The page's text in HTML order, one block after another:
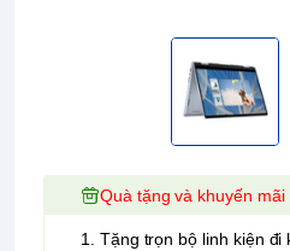
Quà tặng và khuyến mãi
1. Tặng trọn bộ linh kiện đi